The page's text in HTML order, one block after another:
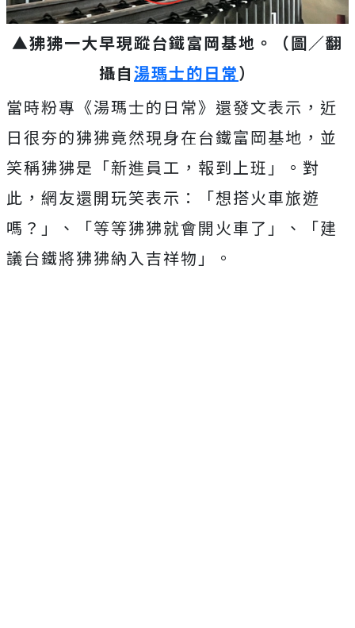
▲狒狒一大早現蹤台鐵富岡基地。（圖／翻
攝自湯瑪士的日常）
當時粉專《湯瑪士的日常》還發文表示，近
日很夯的狒狒竟然現身在台鐵富岡基地，並
笑稱狒狒是「新進員工，報到上班」。對
此，網友還開玩笑表示：「想搭火車旅遊
嗎？」、「等等狒狒就會開火車了」、「建
議台鐵將狒狒納入吉祥物」。